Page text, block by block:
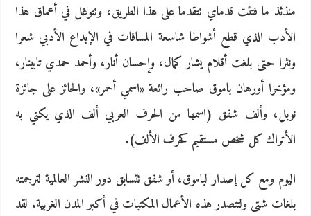
منذئذ ما فتئت قدماي تتقدما على هذا الطريق، وتتوغل في أعماق هذا
الأدب الذي قطع أشواطا شاسعة المسافات في الإبداع الأدبي شعرا
ونثرا حتى بلغت أقلام يشار كمال، وإحسان أنار، وأحمد حمدي تابينار،
ومؤخرا أورهان باموق صاحب رائعة «اسمي أحمر»، والحائز على جائزة
نوبل، وألف شفق (اسمها من الحرف العربي ألف الذي يكني به
الأتراك كل شخص مستقيم كحرف الألف).
اليوم ومع كل إصدار لباموق، أو شفق تتسابق دور النشر العالمية لترجمته
بلغات شتى ولتتصدر هذه الأعمال المكتبات في أكبر المدن الغربية. لقد